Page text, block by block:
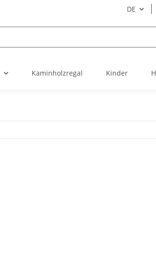
DE
Kaminholzregal Kinder